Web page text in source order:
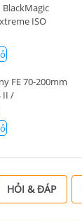
ISO
FE 70-200mm
II /
HỎI & ĐÁP